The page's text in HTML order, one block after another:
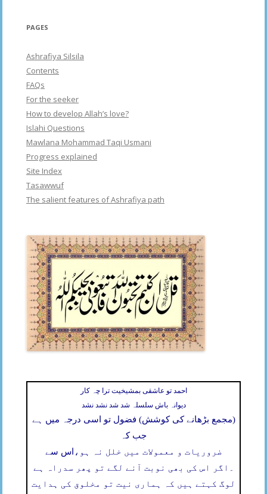
PAGES
Ashrafiya Silsila
Contents
FAQs
For the seeker
How to develop Allah’s love?
Islahi Questions
Mawlana Mohammad Taqi Usmani
Progress explained
Site Index
Tasawwuf
The salient features of Ashrafiya path
احمد تو عاشقی بمشیخیت ترا چہ کار
دیوانہ باش سلسلہ شد شد نشد نشد
(مجمع بڑھانے کی کوشش) فضول تو اسی درجہ میں ہے
جب کہ
اس سے ضروریات و معمولات میں خلل نہ ہو،
اگر اس کی بھی نوبت آنے لگے تو پھر سدراہ ہے
لوگ کہتے ہیں کہ ہماری نیت تو مخلوق کی ہدایت